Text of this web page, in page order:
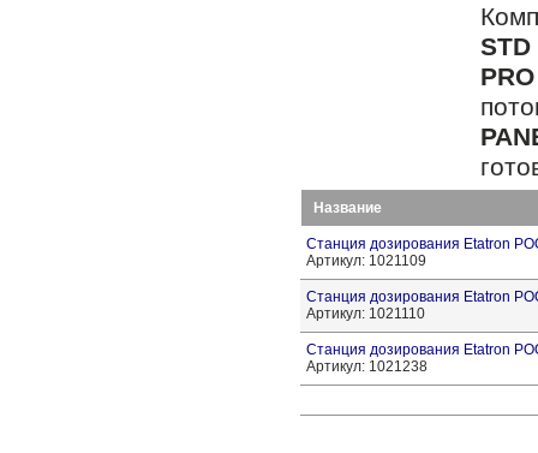
STD
Название
Станция дозирования Etatron
Артикул: 1021109
Станция дозирования Etatron
Артикул: 1021110
Станция дозирования Etatron
Артикул: 1021238